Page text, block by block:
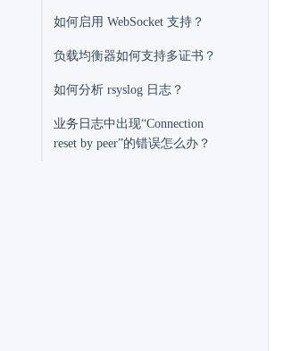
如何启用 WebSocket 支持？
负载均衡器如何支持多证书？
如何分析 rsyslog 日志？
业务日志中出现“Connection
reset by peer”的错误怎么办？